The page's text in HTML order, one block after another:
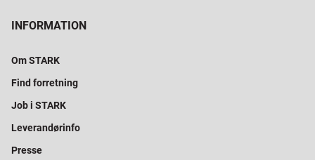
INFORMATION
Om STARK
Find forretning
Job i STARK
Leverandørinfo
Presse